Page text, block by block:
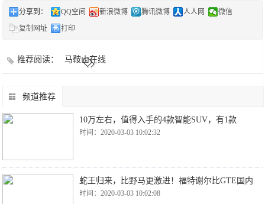
分享到： QQ空间 新浪微博 腾讯微博 人人网
微信
复制网址
打印
推荐阅读： 马鞍山在线
频道推荐
10万左右，值得入手的4款智能SUV，有1款
时间：2020-03-03 10:02:32
蛇王归来，比野马更激进！福特谢尔比GTE国内
时间：2020-03-03 10:02:08